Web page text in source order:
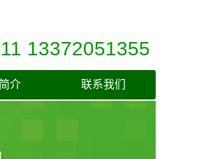
13372051355
介 联系我们